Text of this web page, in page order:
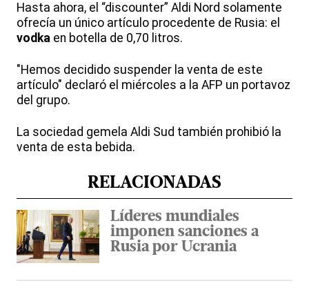
Hasta ahora, el “discounter” Aldi Nord solamente
ofrecía un único artículo procedente de Rusia: el
vodka en botella de 0,70 litros.
"Hemos decidido suspender la venta de este
artículo" declaró el miércoles a la AFP un portavoz
del grupo.
La sociedad gemela Aldi Sud también prohibió la
venta de esta bebida.
RELACIONADAS
Líderes mundiales
imponen sanciones a
Rusia por Ucrania